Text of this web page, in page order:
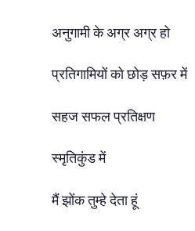
अनुगामी के अग्र अग्र हो
प्रतिगामियों को छोड़ सफ़र में
सहज सफल प्रतिक्षण
स्मृतिकुंड में
मैं झोंक तुम्हे देता हूं